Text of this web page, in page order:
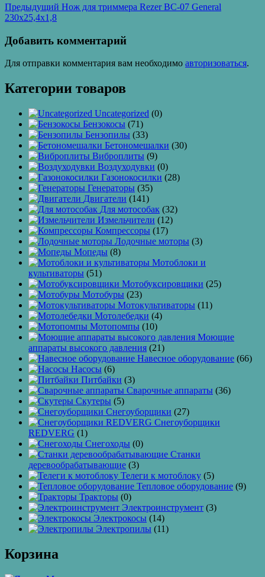
Навигация
по
записям
Предыдущий Предыдущая
Нож для триммера Rezer ВС-07 General
230х25,4х1,8
Добавить комментарий
Для отправки комментария вам необходимо авторизоваться.
Категории товаров
Uncategorized (0)
Бензокосы (71)
Бензопилы (33)
Бетономешалки (30)
Виброплиты (9)
Воздуходувки (0)
Газонокосилки (28)
Генераторы (35)
Двигатели (141)
Для мотособак (32)
Измельчители (12)
Компрессоры (17)
Лодочные моторы (3)
Мопеды (8)
Мотоблоки и
культиваторы (51)
Мотобуксировщики (25)
Мотобуры (23)
Мотокультиваторы (11)
Мотолебедки (4)
Мотопомпы (10)
Моющие
аппараты высокого давления (21)
Навесное оборудование (66)
Насосы (6)
Питбайки (3)
Сварочные аппараты (36)
Скутеры (5)
Снегоуборщики (27)
Снегоуборщики
REDVERG (1)
Снегоходы (0)
Станки
деревообрабатывающие (3)
Телеги к мотоблоку (5)
Тепловое оборудование (9)
Тракторы (0)
Электроинструмент (3)
Электрокосы (14)
Электропилы (11)
Корзина